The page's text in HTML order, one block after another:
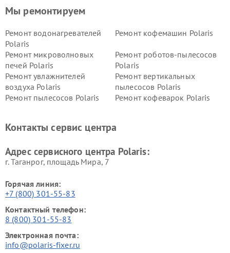
Мы ремонтируем
Ремонт водонагревателей
Polaris
Ремонт кофемашин Polaris
Ремонт микроволновых
печей Polaris
Ремонт роботов-пылесосов
Polaris
Ремонт увлажнителей
воздуха Polaris
Ремонт вертикальных
пылесосов Polaris
Ремонт пылесосов Polaris
Ремонт кофеварок Polaris
Контакты сервис центра
Адрес сервисного центра Polaris:
г. Таганрог, площадь Мира, 7
Горячая линия:
+7 (800) 301-55-83
Контактный телефон:
8 (800) 301-55-83
Электронная почта:
info@polaris-fixer.ru